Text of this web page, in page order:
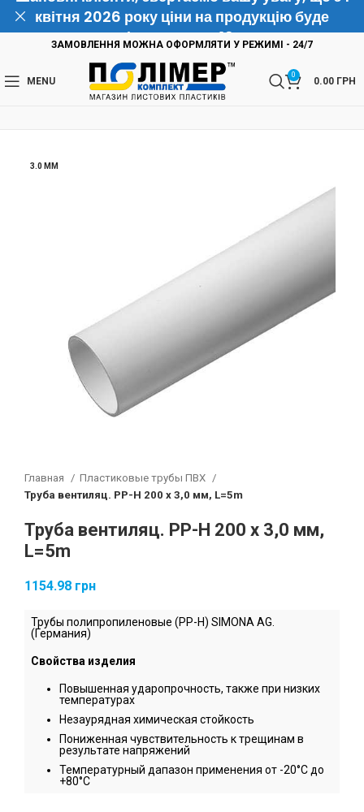
ЗАМОВЛЕННЯ МОЖНА ОФОРМЛЯТИ У РЕЖИМІ - 24/7
MENU
0
0.00 ГРН
3.0 ММ
Главная
Пластиковые трубы ПВХ
Труба вентиляц. РР-Н 200 х 3,0 мм, L=5m
Труба вентиляц. РР-Н 200 х 3,0 мм,
L=5m
1154.98 грн
Трубы полипропиленовые (PP-H) SIMONA AG.
(Германия)
Свойства изделия
Повышенная ударопрочность, также при низких
температурах
Незаурядная химическая стойкость
Пониженная чувствительность к трещинам в
результате напряжений
Температурный дапазон применения от -20°C до
+80°C
квітня 2026 року ціни на продукцію буде
підвищено на 10%